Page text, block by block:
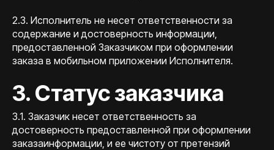
2.3. Исполнитель не несет ответственности за
содержание и достоверность информации,
предоставленной Заказчиком при оформлении
заказа в мобильном приложении Исполнителя.
3. Статус заказчика
3.1. Заказчик несет ответственность за
достоверность предоставленной при оформлении
заказаинформации, и ее чистоту от претензий